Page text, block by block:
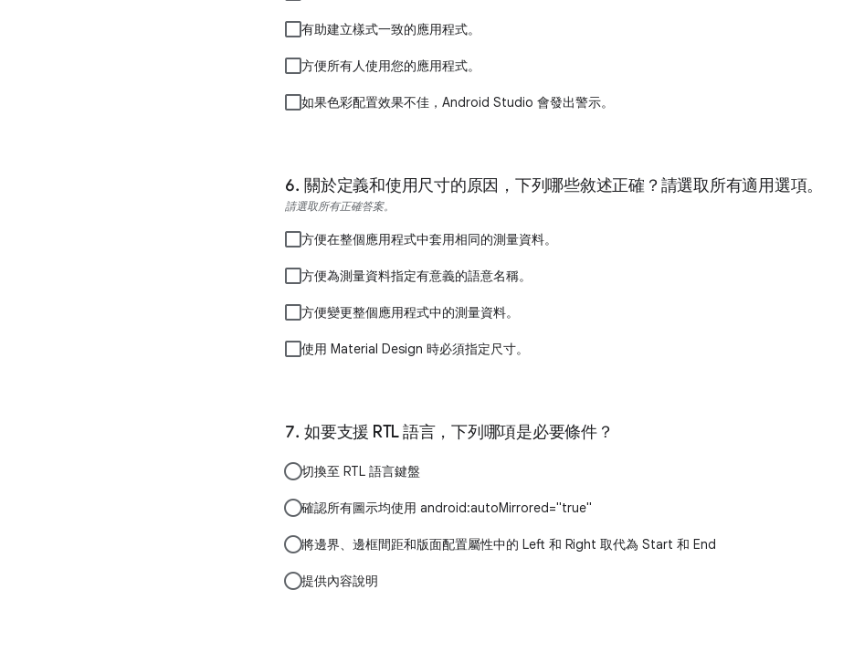
有助建立樣式一致的應用程式。
方便所有人使用您的應用程式。
如果色彩配置效果不佳，Android Studio 會發出警示。
關於定義和使用尺寸的原因，下列哪些敘述正確？請選取所有適用選項。
請選取所有正確答案。
方便在整個應用程式中套用相同的測量資料。
方便為測量資料指定有意義的語意名稱。
方便變更整個應用程式中的測量資料。
使用 Material Design 時必須指定尺寸。
如要支援 RTL 語言，下列哪項是必要條件？
切換至 RTL 語言鍵盤
確認所有圖示均使用 android:autoMirrored="true"
將邊界、邊框間距和版面配置屬性中的 Left 和 Right 取代為 Start 和 End
提供內容說明